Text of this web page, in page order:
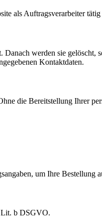
als Auftragsverarbeiter
werden sie
Kontaktdaten.
die Bereitstellung Ihrer
um Ihre Bestellung
Lit. b DSGVO.